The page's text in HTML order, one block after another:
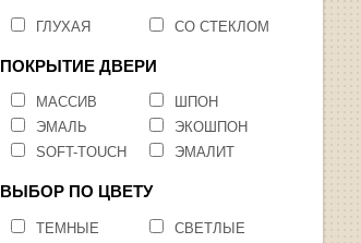
ГЛУХАЯ СО СТЕКЛОМ
ПОКРЫТИЕ ДВЕРИ
МАССИВ
ШПОН
ЭМАЛЬ
ЭКОШПОН
SOFT-TOUCH
ЭМАЛИТ
ВЫБОР ПО ЦВЕТУ
ТЕМНЫЕ
СВЕТЛЫЕ